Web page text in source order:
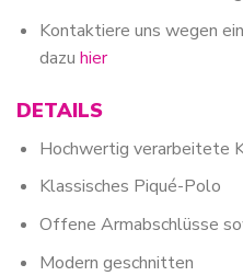
Kontaktiere uns wegen
dazu hier
DETAILS
Hochwertig verarbeitete
Klassisches Piqué-Polo
Offene Armabschlüsse
Modern geschnitten